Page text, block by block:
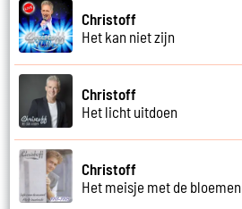
Christoff
Het kan niet zijn
Christoff
Het licht uitdoen
Christoff
Het meisje met de bloemen